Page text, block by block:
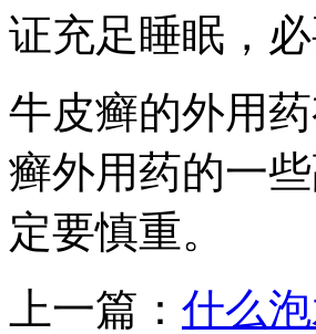
证充足睡眠，
牛皮癣的外用
癣外用药的一
定要慎重。
上一篇： 什么